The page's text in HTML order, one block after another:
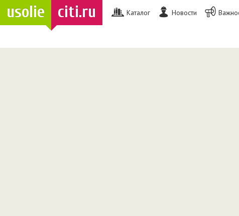
usolie citi.ru Каталог Новости